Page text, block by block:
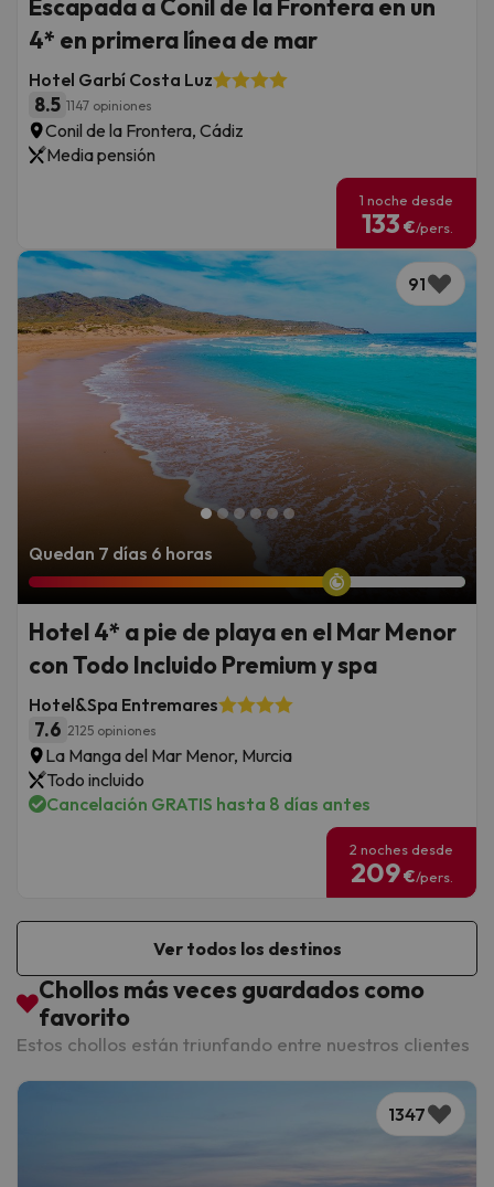
Escapada a Conil de la Frontera en un
4* en primera línea de mar
Hotel Garbí Costa Luz
8.5 1147 opiniones
Conil de la Frontera, Cádiz
Media pensión
1 noche desde
133 €/pers.
Quedan 7 días 6 horas
91
Hotel 4* a pie de playa en el Mar Menor
con Todo Incluido Premium y spa
Hotel&Spa Entremares
7.6 2125 opiniones
La Manga del Mar Menor, Murcia
Todo incluido
Cancelación GRATIS hasta 8 días antes
2 noches desde
209€/pers.
Ver todos los destinos
Chollos más veces guardados como
favorito
Estos chollos están triunfando entre nuestros clientes
1347